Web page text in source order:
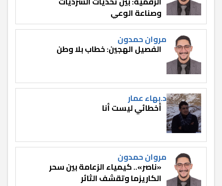
وصناعة الوعي
مروان حمدون
الفصيل الهجين: خطاب بلا وطن
د.بهاء عمار
أخطائي ليست أنا
مروان حمدون
«ناصر».. كيمياء الزعامة بين سحر
الكاريزما وتقشف الثائر